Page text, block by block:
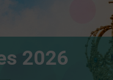
2026